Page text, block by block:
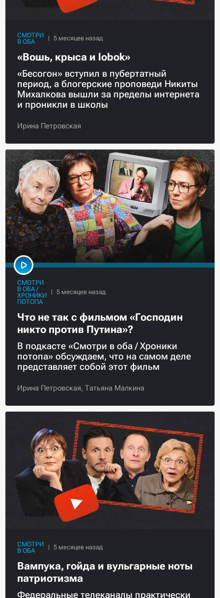
СМОТРИ
В ОБА
«Вошь, крыса и lobok»
«Бесогон» вступил в пубертатный
период, а блогерские проповеди Никиты
Михалкова вышли за пределы интернета
и проникли в школы
Ирина Петровская
СМОТРИ
В ОБА /
ХРОНИКИ
ПОТОПА
Что не так с фильмом «Господин
никто против Путина»?
В подкасте «Смотри в оба / Хроники
потопа» обсуждаем, что на самом деле
представляет собой этот фильм
Ирина Петровская, Татьяна Малкина
СМОТРИ
В ОБА
Вампука, гойда и вульгарные ноты
патриотизма
Федеральные телеканалы практически